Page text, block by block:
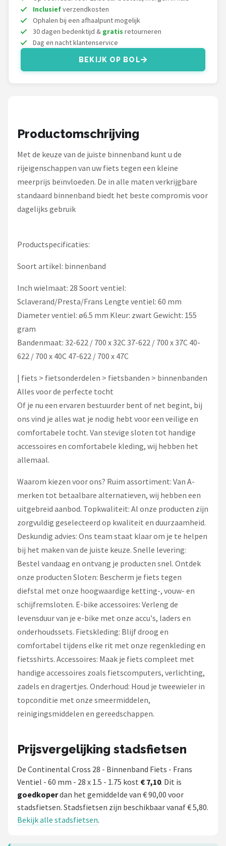
Cortina
Alle merken →
Inclusiefverzendkosten
Ophalen bij een afhaalpunt mogelijk
30 dagen bedenktijd & gratis retourneren
Dag en nacht klantenservice
BEKIJK OP BOL
Productomschrijving
Met de keuze van de juiste binnenband kunt u de
rijeigenschappen van uw fiets tegen een kleine
meerprijs beïnvloeden. De in alle maten verkrijgbare
standaard binnenband biedt het beste compromis voor
dagelijks gebruik
Productspecificaties:
Soort artikel: binnenband
Inch wielmaat: 28 Soort ventiel:
Sclaverand/Presta/Frans Lengte ventiel: 60 mm
Diameter ventiel: ø6.5 mm Kleur: zwart Gewicht: 155
gram
Bandenmaat: 32-622 / 700 x 32C 37-622 / 700 x 37C 40-
622 / 700 x 40C 47-622 / 700 x 47C
| fiets > fietsonderdelen > fietsbanden > binnenbanden
Alles voor de perfecte tocht
Of je nu een ervaren bestuurder bent of net begint, bij
ons vind je alles wat je nodig hebt voor een veilige en
comfortabele tocht. Van stevige sloten tot handige
accessoires en comfortabele kleding, wij hebben het
allemaal.
Waarom kiezen voor ons? Ruim assortiment: Van A-
merken tot betaalbare alternatieven, wij hebben een
uitgebreid aanbod. Topkwaliteit: Al onze producten zijn
zorgvuldig geselecteerd op kwaliteit en duurzaamheid.
Deskundig advies: Ons team staat klaar om je te helpen
bij het maken van de juiste keuze. Snelle levering:
Bestel vandaag en ontvang je producten snel. Ontdek
onze producten Sloten: Bescherm je fiets tegen
diefstal met onze hoogwaardige ketting-, vouw- en
schijfremsloten. E-bike accessoires: Verleng de
levensduur van je e-bike met onze accu's, laders en
onderhoudssets. Fietskleding: Blijf droog en
comfortabel tijdens elke rit met onze regenkleding en
fietsshirts. Accessoires: Maak je fiets compleet met
handige accessoires zoals fietscomputers, verlichting,
zadels en dragertjes. Onderhoud: Houd je tweewieler in
topconditie met onze smeermiddelen,
reinigingsmiddelen en gereedschappen.
Prijsvergelijking stadsfietsen
De Continental Cross 28 - Binnenband Fiets - Frans
Ventiel - 60 mm - 28 x 1.5 - 1.75 kost € 7,10. Dit is
goedkoperdan het gemiddelde van € 90,00 voor
stadsfietsen. Stadsfietsen zijn beschikbaar vanaf € 5,80.
Bekijk alle stadsfietsen.